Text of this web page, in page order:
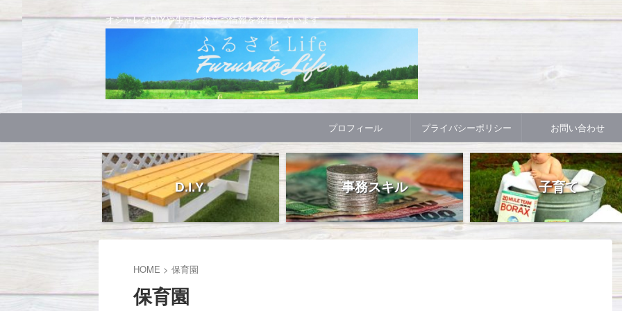
オシャレなDIYや生活に役立つ情報を発信しています
プロフィール プライバシーポリシー お問い合わせ
D.I.Y. 事務スキル 子育て
HOME > 保育園
保育園